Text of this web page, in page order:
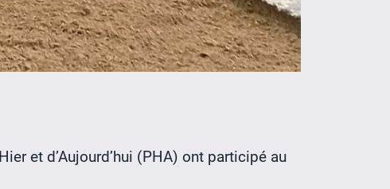
et d’Aujourd’hui (PHA) ont participé au